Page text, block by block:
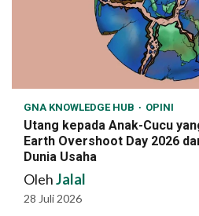
GNA KNOWLEDGE HUB OPINI
Utang kepada Anak-Cucu
Earth Overshoot Day 2026
Dunia Usaha
OlehJalal
28 Juli 2026